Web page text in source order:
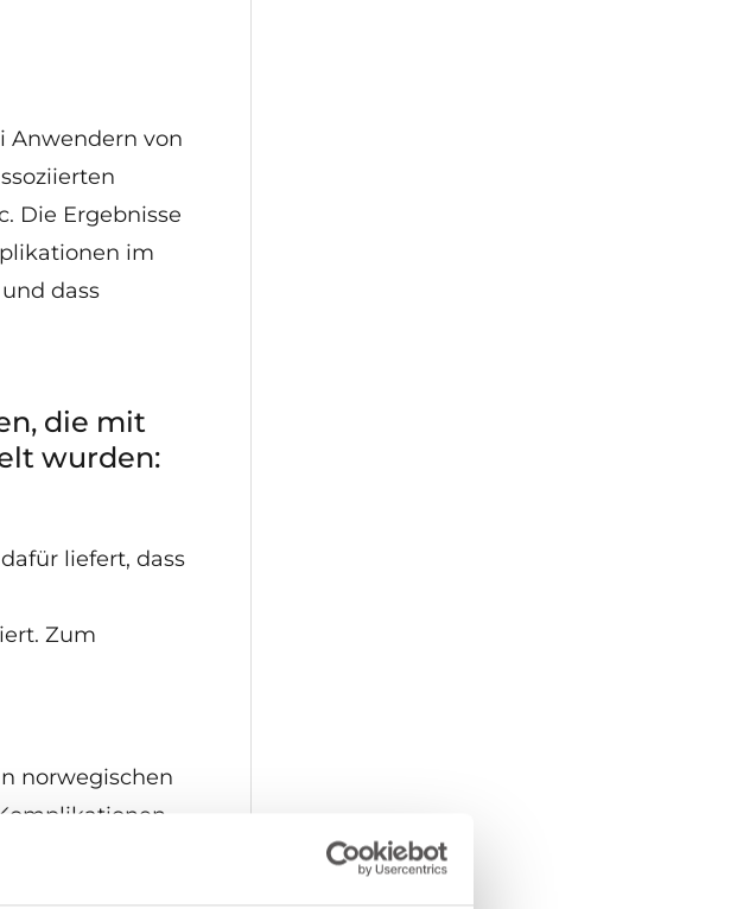
Anwendern von
Die Ergebnisse
im
dass
die mit
wurden:
liefert, dass
Zum
norwegischen